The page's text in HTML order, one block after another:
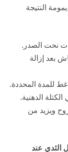
النتيجة
نحت الصدر.
بعد إزالة
للمدة المحددة.
الدهنية.
ويزيد من
الثدي عند